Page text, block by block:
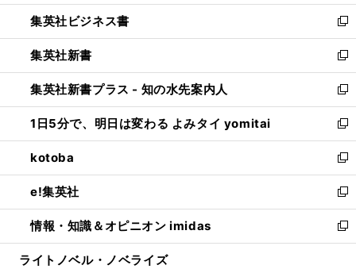
開
く
ウ
で
開
く
ン
ド
ウ
で
開
く
し
い
ウ
ィ
ン
ド
ウ
で
開
く
集英社ビジネス書
新
し
い
ウ
ィ
ン
ド
ウ
で
開
く
集英社新書
新
し
い
ウ
ィ
ン
ド
ウ
で
開
く
集英社新書プラス - 知の水先案内人
新
し
い
ウ
ィ
ン
ド
ウ
で
開
1日5分で、明日は変わる よみタイ yomitai
新
し
い
ウ
ィ
ン
ド
ウ
kotoba
新
し
い
ウ
ィ
ン
e!集英社
新
し
い
ウ
情報・知識＆オピニオン imidas
新
し
ライトノベル・ノベライズ